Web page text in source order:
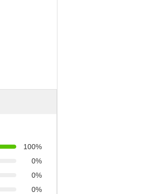
100%
0%
0%
0%